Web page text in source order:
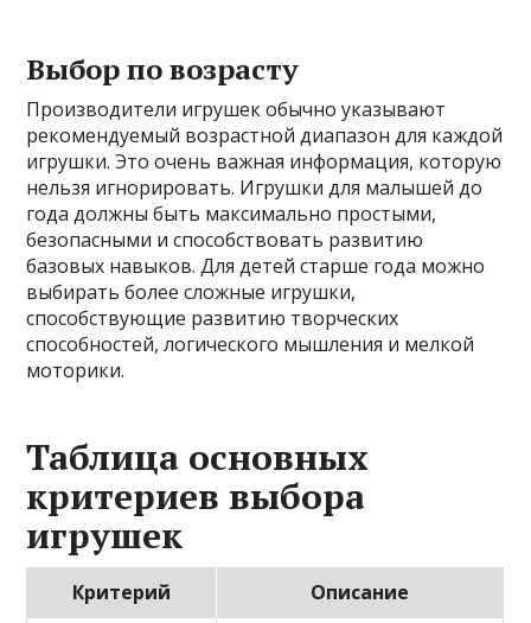
Выбор по возрасту
Производители игрушек обычно указывают
рекомендуемый возрастной диапазон для каждой
игрушки. Это очень важная информация, которую
нельзя игнорировать. Игрушки для малышей до
года должны быть максимально простыми,
безопасными и способствовать развитию
базовых навыков. Для детей старше года можно
выбирать более сложные игрушки,
способствующие развитию творческих
способностей, логического мышления и мелкой
моторики.
Таблица основных
критериев выбора
игрушек
Критерий
Описание